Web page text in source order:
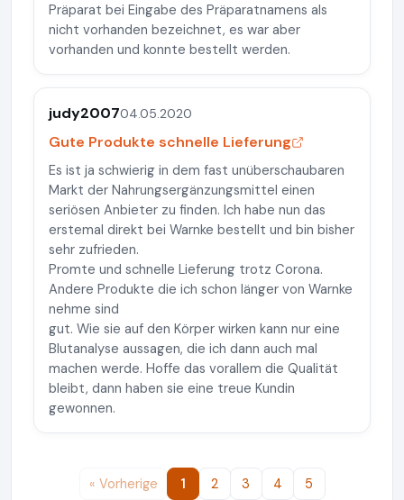
Präparat bei Eingabe des Präparatnamens als
nicht vorhanden bezeichnet, es war aber
vorhanden und konnte bestellt werden.
judy200704.05.2020
Gute Produkte schnelle Lieferung
Es ist ja schwierig in dem fast unüberschaubaren
Markt der Nahrungsergänzungsmittel einen
seriösen Anbieter zu finden. Ich habe nun das
erstemal direkt bei Warnke bestellt und bin bisher
sehr zufrieden.
Promte und schnelle Lieferung trotz Corona.
Andere Produkte die ich schon länger von Warnke
nehme sind
gut. Wie sie auf den Körper wirken kann nur eine
Blutanalyse aussagen, die ich dann auch mal
machen werde. Hoffe das vorallem die Qualität
bleibt, dann haben sie eine treue Kundin
gewonnen.
« Vorherige 1 2 3 4
5